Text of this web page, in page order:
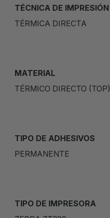
TÉCNICA DE IMPRESIÓN
TÉRMICA DIRECTA
MATERIAL
TÉRMICO DIRECTO (TOP)
TIPO DE ADHESIVOS
PERMANENTE
TIPO DE IMPRESORA